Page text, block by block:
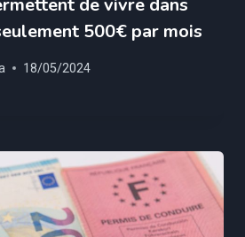
de vivre dans
500€ par mois
18/05/2024